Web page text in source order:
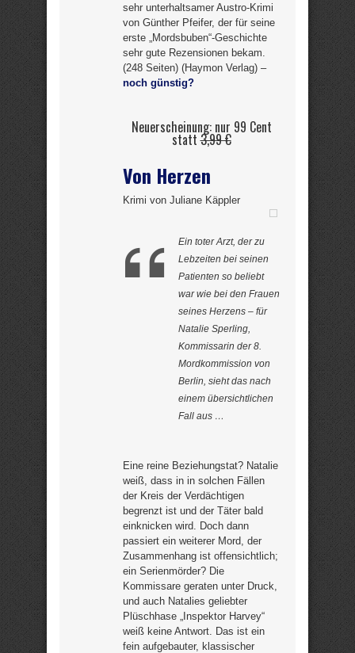
sehr unterhaltsamer Austro-Krimi
von Günther Pfeifer, der für seine
erste „Mordsbuben“-Geschichte
sehr gute Rezensionen bekam.
(248 Seiten) (Haymon Verlag) –
noch günstig?
Neuerscheinung: nur 99 Cent
statt3,99 €
Von Herzen
Krimi von Juliane Käppler
Ein toter Arzt, der zu
Lebzeiten bei seinen
Patienten so beliebt
war wie bei den Frauen
seines Herzens – für
Natalie Sperling,
Kommissarin der 8.
Mordkommission von
Berlin, sieht das nach
einem übersichtlichen
Fall aus …
Eine reine Beziehungstat? Natalie
weiß, dass in in solchen Fällen
der Kreis der Verdächtigen
begrenzt ist und der Täter bald
einknicken wird. Doch dann
passiert ein weiterer Mord, der
Zusammenhang ist offensichtlich;
ein Serienmörder? Die
Kommissare geraten unter Druck,
und auch Natalies geliebter
Plüschhase „Inspektor Harvey“
weiß keine Antwort. Das ist ein
fein aufgebauter, klassischer